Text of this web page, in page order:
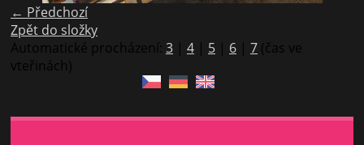
← Předchozí
Zpět do složky
Automatické procházení: 3 | 4 | 5 | 6 | 7 (čas ve
vteřinách)